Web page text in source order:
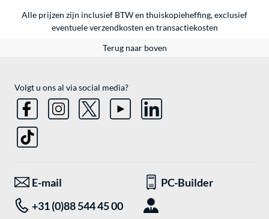
Alle prijzen zijn inclusief BTW en thuiskopieheffing, exclusief
eventueleverzendkosten en transactiekosten
Terug naar boven
Volgt u ons al via social media?
E-mail
PC-Builder
+31 (0)88 544 45 00